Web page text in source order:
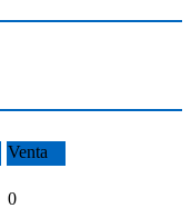
Venta
0